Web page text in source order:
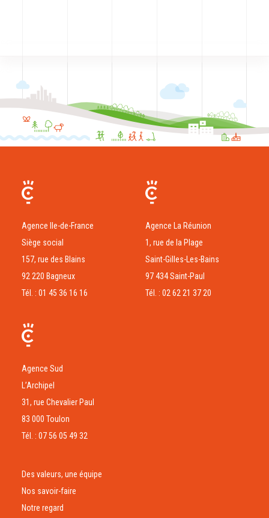
Agence Ile-de-France
Siège social
157, rue des Blains
92 220 Bagneux
Tél. : 01 45 36 16 16
Agence La Réunion
1, rue de la Plage
Saint-Gilles-Les-Bains
97 434 Saint-Paul
Tél. : 02 62 21 37 20
Agence Sud
L’Archipel
31, rue Chevalier Paul
83 000 Toulon
Tél. : 07 56 05 49 32
Des valeurs, une équipe
Nos savoir-faire
Notre regard